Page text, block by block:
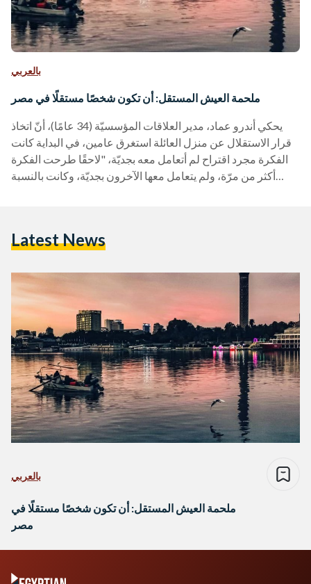
بالعربي
ملحمة العيش المستقل: أن تكون شخصًا مستقلًا في مصر
يحكي أندرو عماد، مدير العلاقات المؤسسيّة (34 عامًا)، أنّ اتخاذ
قرار الاستقلال عن منزل العائلة استغرق عامين، في البداية كانت
الفكرة مجرد اقتراح لم أتعامل معه بجديّة، "لاحقًا طرحت الفكرة
أكثر من مرّة، ولم يتعامل معها الآخرون بجديّة، وكانت بالنسبة
Latest News
بالعربي
ملحمة العيش المستقل: أن تكون شخصًا مستقلًا في
مصر